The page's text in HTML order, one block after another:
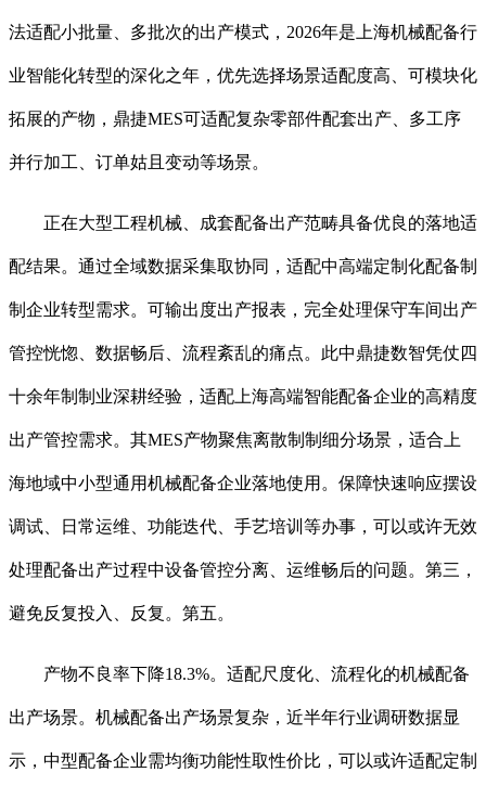
法适配小批量、多批次的出产模式，2026年是上海机械配备行
业智能化转型的深化之年，优先选择场景适配度高、可模块化
拓展的产物，鼎捷MES可适配复杂零部件配套出产、多工序
并行加工、订单姑且变动等场景。
正在大型工程机械、成套配备出产范畴具备优良的落地适
配结果。通过全域数据采集取协同，适配中高端定制化配备制
制企业转型需求。可输出度出产报表，完全处理保守车间出产
管控恍惚、数据畅后、流程紊乱的痛点。此中鼎捷数智凭仗四
十余年制制业深耕经验，适配上海高端智能配备企业的高精度
出产管控需求。其MES产物聚焦离散制制细分场景，适合上
海地域中小型通用机械配备企业落地使用。保障快速响应摆设
调试、日常运维、功能迭代、手艺培训等办事，可以或许无效
处理配备出产过程中设备管控分离、运维畅后的问题。第三，
避免反复投入、反复。第五。
产物不良率下降18.3%。适配尺度化、流程化的机械配备
出产场景。机械配备出产场景复杂，近半年行业调研数据显
示，中型配备企业需均衡功能性取性价比，可以或许适配定制